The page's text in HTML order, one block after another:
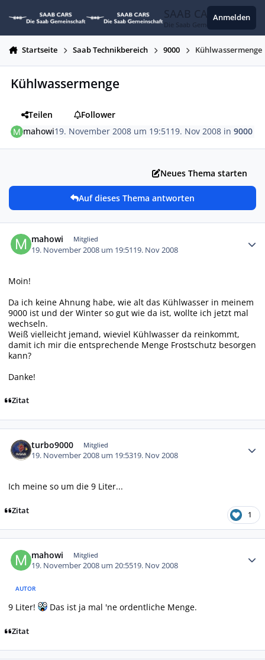
SAAB CARS
Die Saab Gemeinschaft
Anmelden
Startseite Saab Technikbereich 9000 Kühlwassermenge
Kühlwassermenge
Teilen
Follower
mahowi19. November 2008 um 19:51 19. Nov 2008 in9000
Neues Thema starten
Auf dieses Thema antworten
mahowi Mitglied
19. November 2008 um 19:5119. Nov 2008
Moin!
Da ich keine Ahnung habe, wie alt das Kühlwasser in meinem
9000 ist und der Winter so gut wie da ist, wollte ich jetzt mal
wechseln.
Weiß vielleicht jemand, wieviel Kühlwasser da reinkommt,
damit ich mir die entsprechende Menge Frostschutz besorgen
kann?
Danke!
Zitat
turbo9000 Mitglied
19. November 2008 um 19:5319. Nov 2008
Ich meine so um die 9 Liter...
Zitat 1
mahowi Mitglied
19. November 2008 um 20:5519. Nov 2008
AUTOR
9 Liter! Das ist ja mal 'ne ordentliche Menge.
Zitat